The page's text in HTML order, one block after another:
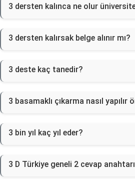
3 dersten kalınca ne olur
3 dersten kalırsak belge alınır mı?
3 deste kaç tanedir?
3 basamaklı çıkarma nasıl yapılır
3 bin yıl kaç yıl eder?
3 D Türkiye geneli 2 cevap